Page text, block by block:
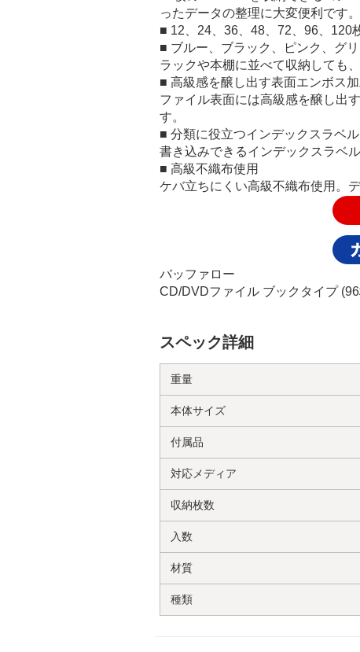
ったデータの整理に大変便利です。
■ 12、24、36、48、72、96、120
■ ブルー、ブラック、ピンク、グ
ラックや本棚に並べて収納しても
■ 高級感を醸し出す表面エンボス加
ファイル表面には高級感を醸し出
す。
■ 分類に役立つインデックスラベ
書き込みできるインデックスラベ
■ 高級不織布使用
ケバ立ちにくい高級不織布使用。
バッファロー
CD/DVDファイル ブックタイプ
スペック詳細
重量
本体サイズ
付属品
対応メディア
収納枚数
入数
材質
種類